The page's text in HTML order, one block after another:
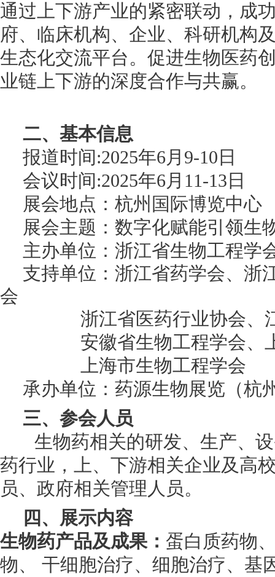
通过上下游产业的紧密联动，成
府、临床机构、企业、科研机构
生态化交流平台。促进生物医药
业链上下游的深度合作与共赢。
二、基本信息
报道时间:2025年6月9-10日
会议时间:2025年6月11-13日
展会地点：杭州国际博览中心
展会主题：数字化赋能引领生
主办单位：浙江省生物工程学
支持单位：浙江省药学会、浙
会
浙江省医药行业协会、
安徽省生物工程学会、
上海市生物工程学会
承办单位：药源生物展览（杭
三、参会人员
生物药相关的研发、生产、
药行业，上、下游相关企业及高
员、政府相关管理人员。
四、展示内容
生物药产品及成果： 蛋白质药物
物、 干细胞治疗、细胞治疗、基